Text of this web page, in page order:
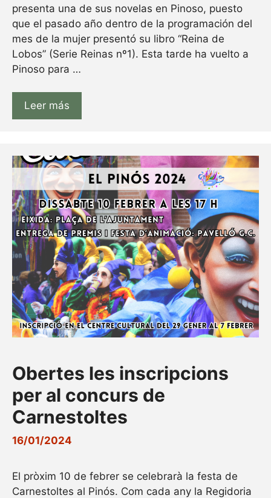
presenta una de sus novelas en Pinoso, puesto
que el pasado año dentro de la programación del
mes de la mujer presentó su libro “Reina de
Lobos” (Serie Reinas nº1). Esta tarde ha vuelto a
Pinoso para …
Leer más
Obertes les inscripcions
per al concurs de
Carnestoltes
16/01/2024
El pròxim 10 de febrer se celebrarà la festa de
Carnestoltes al Pinós. Com cada any la Regidoria